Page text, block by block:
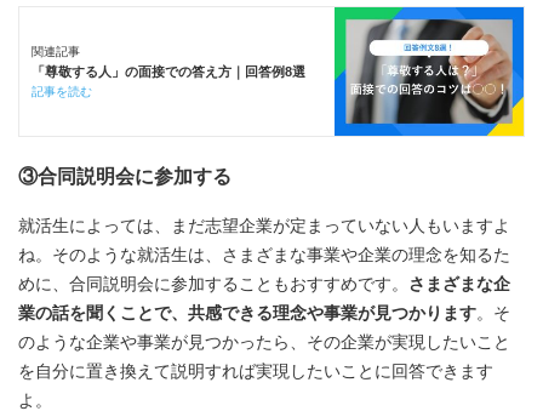
関連記事
「尊敬する人」の面接での答え方｜回答例8選
記事を読む
③合同説明会に参加する
就活生によっては、まだ志望企業が定まっていない人もいますよ
ね。そのような就活生は、さまざまな事業や企業の理念を知るた
めに、合同説明会に参加することもおすすめです。 さまざまな企
業の話を聞くことで、共感できる理念や事業が見つかります。そ
のような企業や事業が見つかったら、その企業が実現したいこと
を自分に置き換えて説明すれば実現したいことに回答できます
よ。